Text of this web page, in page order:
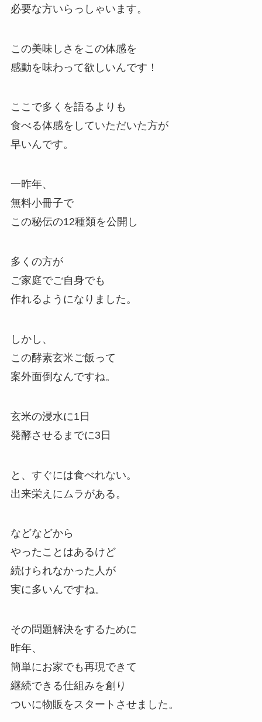
必要な方いらっしゃいます。
この美味しさをこの体感を
感動を味わって欲しいんです！
ここで多くを語るよりも
食べる体感をしていただいた方が
早いんです。
一昨年、
無料小冊子で
この秘伝の12種類を公開し
多くの方が
ご家庭でご自身でも
作れるようになりました。
しかし、
この酵素玄米ご飯って
案外面倒なんですね。
玄米の浸水に1日
発酵させるまでに3日
と、すぐには食べれない。
出来栄えにムラがある。
などなどから
やったことはあるけど
続けられなかった人が
実に多いんですね。
その問題解決をするために
昨年、
簡単にお家でも再現できて
継続できる仕組みを創り
ついに物販をスタートさせました。